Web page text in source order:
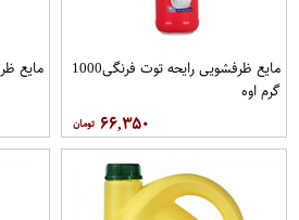
مایع ظرفشویی رایحه توت فرنگی1000
گرم اوه
۶۶,۳۵۰
مایع